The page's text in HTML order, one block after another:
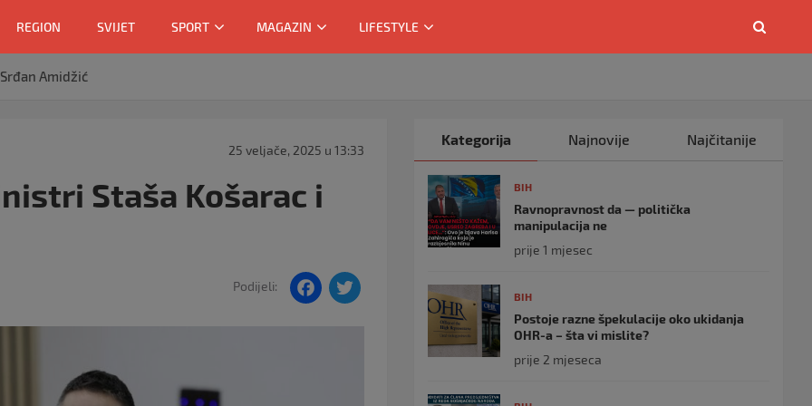
REGION SVIJET SPORT MAGAZIN LIFESTYLE
Amidžić
25 veljače, 2025 u 13:33
Staša Košarac i
Podijeli:
F
Kategorija Najnovije Najčitanije
BIH
Ravnopravnost da — politička
manipulacija ne
prije 1 mjesec
BIH
Postoje razne špekulacije oko ukidanja
OHR-a – šta vi mislite?
prije 2 mjeseca